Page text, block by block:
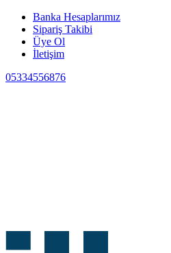
Banka Hesaplarımız
Sipariş Takibi
Üye Ol
İletişim
05334556876